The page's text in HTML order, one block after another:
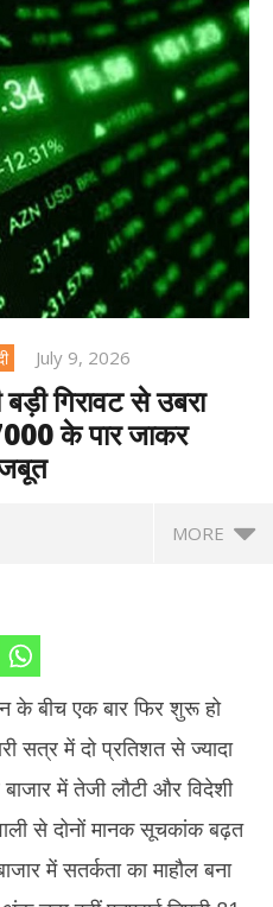
July 9, 2026
गिरावट से उबरा
के पार जाकर
MORE
के बीच एक बार फिर शुरू हो
सत्र में दो प्रतिशत से ज्यादा
में तेजी लौटी और विदेशी
से दोनों मानक सूचकांक बढ़त
में सतर्कता का माहौल बना